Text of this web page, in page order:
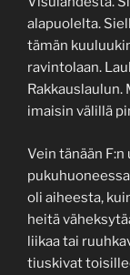
alapuolelta.
tämän
ravintolaan.
Rakkauslaulun.
imaisin välillä
Vein tänään
oli aiheesta,
heitä
liikaa tai
tiuskivat